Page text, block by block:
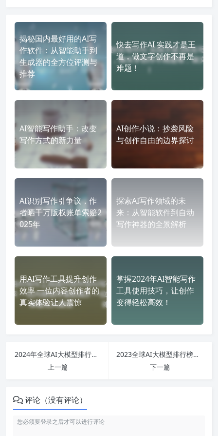
揭秘国内最好用的AI写
作软件：从智能助手到
生成器的全方位评测与
推荐
快去写作AI 实践才是王
道，做文字创作不再是
难题！
AI智能写作助手：改变
写作方式的新力量
AI创作小说：抄袭风险
与创作自由的边界探讨
AI识别写作引争议，作
者晒千万版权账单索赔2
025年
探索AI写作领域的未
来：从智能软件到自动
写作神器的全景解析
用AI写作工具提升创作
效率 一位内容创作者的
真实体验让人震惊
掌握2024年AI智能写作
工具使用技巧，让创作
变得轻松高效！
2024年全球AI大模型排行榜揭晓-揭秘各大公司实力与技术创新
上一篇
2023全球AI大模型排行榜解析-各大模型技术赋能趋势与影响力探讨
下一篇
评论（没有评论）